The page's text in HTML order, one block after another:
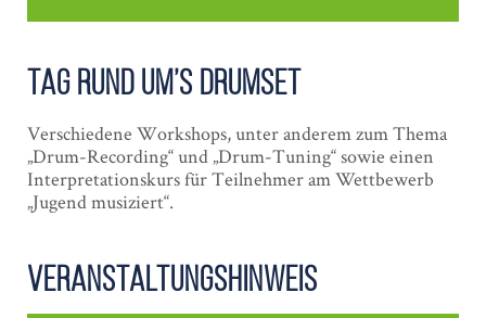
Tag rund um’s Drum­set
Verschiedene Workshops, unter anderem zum Thema
„Drum-Recording“ und „Drum-Tuning“ sowie einen
Interpretationskurs für Teilnehmer am Wettbewerb
„Jugend musiziert“.
Veranstaltungshinweis